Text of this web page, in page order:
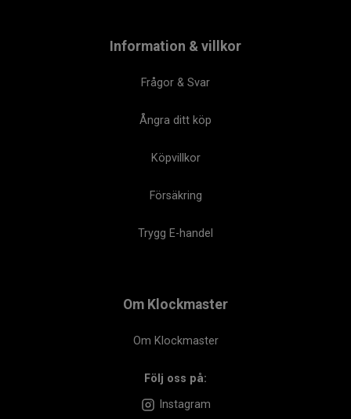
Information & villkor
Frågor & Svar
Ångra ditt köp
Köpvillkor
Försäkring
Trygg E-handel
Om Klockmaster
Om Klockmaster
Följ oss på:
Instagram